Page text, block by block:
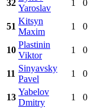
32
Yaroslav
1 0
51
Kitsyn
Maxim
1 0
10
Plastinin
Viktor
1 0
11
Sinyavsky
Pavel
1 0
13
Yabelov
Dmitry
1 0